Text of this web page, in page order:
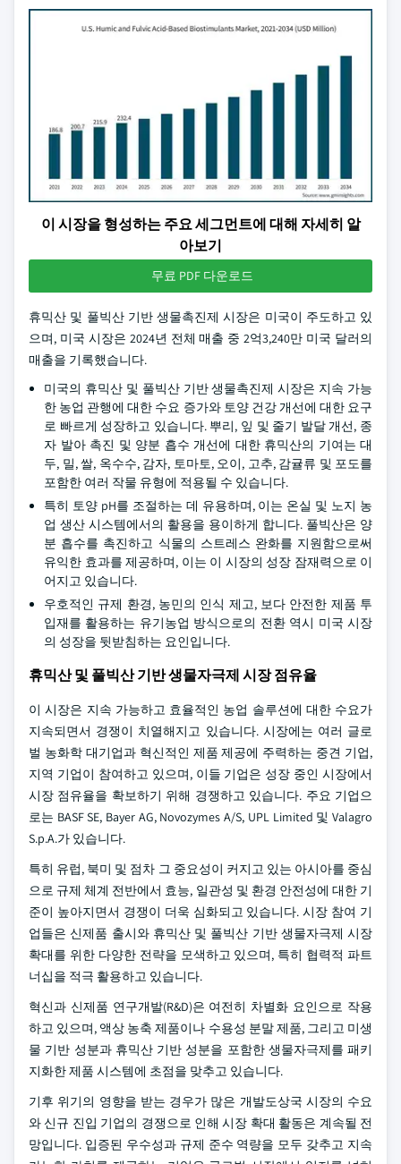
이 시장을 형성하는 주요 세그먼트에 대해 자세히 알
아보기
무료 PDF 다운로드
휴믹산 및 풀빅산 기반 생물촉진제 시장은 미국이 주도하고 있
으며, 미국 시장은 2024년 전체 매출 중 2억3,240만 미국 달러의
매출을 기록했습니다.
미국의 휴믹산 및 풀빅산 기반 생물촉진제 시장은 지속 가능
한 농업 관행에 대한 수요 증가와 토양 건강 개선에 대한 요구
로 빠르게 성장하고 있습니다. 뿌리, 잎 및 줄기 발달 개선, 종
자 발아 촉진 및 양분 흡수 개선에 대한 휴믹산의 기여는 대
두, 밀, 쌀, 옥수수, 감자, 토마토, 오이, 고추, 감귤류 및 포도를
포함한 여러 작물 유형에 적용될 수 있습니다.
특히 토양 pH를 조절하는 데 유용하며, 이는 온실 및 노지 농
업 생산 시스템에서의 활용을 용이하게 합니다. 풀빅산은 양
분 흡수를 촉진하고 식물의 스트레스 완화를 지원함으로써
유익한 효과를 제공하며, 이는 이 시장의 성장 잠재력으로 이
어지고 있습니다.
우호적인 규제 환경, 농민의 인식 제고, 보다 안전한 제품 투
입재를 활용하는 유기농업 방식으로의 전환 역시 미국 시장
의 성장을 뒷받침하는 요인입니다.
휴믹산 및 풀빅산 기반 생물자극제 시장 점유율
이 시장은 지속 가능하고 효율적인 농업 솔루션에 대한 수요가
지속되면서 경쟁이 치열해지고 있습니다. 시장에는 여러 글로
벌 농화학 대기업과 혁신적인 제품 제공에 주력하는 중견 기업,
지역 기업이 참여하고 있으며, 이들 기업은 성장 중인 시장에서
시장 점유율을 확보하기 위해 경쟁하고 있습니다. 주요 기업으
로는 BASF SE, Bayer AG, Novozymes A/S, UPL Limited 및 Valagro
S.p.A.가 있습니다.
특히 유럽, 북미 및 점차 그 중요성이 커지고 있는 아시아를 중심
으로 규제 체계 전반에서 효능, 일관성 및 환경 안전성에 대한 기
준이 높아지면서 경쟁이 더욱 심화되고 있습니다. 시장 참여 기
업들은 신제품 출시와 휴믹산 및 풀빅산 기반 생물자극제 시장
확대를 위한 다양한 전략을 모색하고 있으며, 특히 협력적 파트
너십을 적극 활용하고 있습니다.
혁신과 신제품 연구개발(R&D)은 여전히 차별화 요인으로 작용
하고 있으며, 액상 농축 제품이나 수용성 분말 제품, 그리고 미생
물 기반 성분과 휴믹산 기반 성분을 포함한 생물자극제를 패키
지화한 제품 시스템에 초점을 맞추고 있습니다.
기후 위기의 영향을 받는 경우가 많은 개발도상국 시장의 수요
와 신규 진입 기업의 경쟁으로 인해 시장 확대 활동은 계속될 전
망입니다. 입증된 우수성과 규제 준수 역량을 모두 갖추고 지속